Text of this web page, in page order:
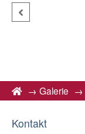
→ Galerie →
Kontakt